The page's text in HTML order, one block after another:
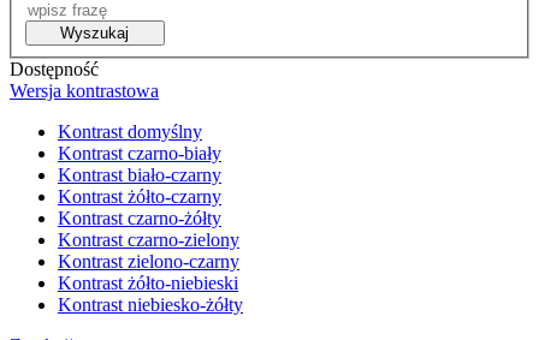
Wyszukaj
Dostępność
Wersja kontrastowa
Kontrast domyślny
Kontrast czarno-biały
Kontrast biało-czarny
Kontrast żółto-czarny
Kontrast czarno-żółty
Kontrast czarno-zielony
Kontrast zielono-czarny
Kontrast żółto-niebieski
Kontrast niebiesko-żółty